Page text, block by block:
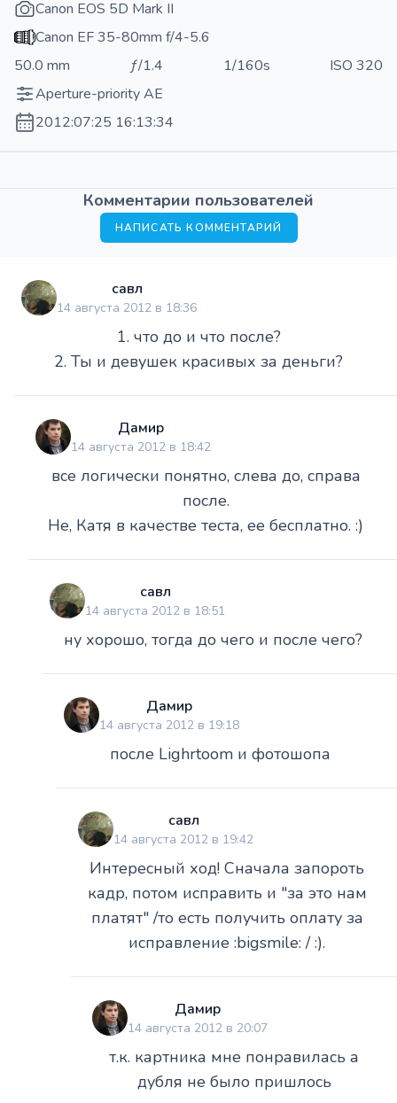
Canon EOS 5D Mark II
Canon EF 35-80mm f/4-5.6
50.0 mm
ƒ/1.4 1/160s
ISO 320
Aperture-priority AE
2012:07:25 16:13:34
Комментарии пользователей
НАПИСАТЬ КОММЕНТАРИЙ
савл
14 августа 2012 в 18:36
1. что до и что после?
2. Ты и девушек красивых за деньги?
Дамир
14 августа 2012 в 18:42
все логически понятно, слева до, справа
после.
Не, Катя в качестве теста, ее бесплатно. :)
савл
14 августа 2012 в 18:51
ну хорошо, тогда до чего и после чего?
Дамир
14 августа 2012 в 19:18
после Lighrtoom и фотошопа
савл
14 августа 2012 в 19:42
Интересный ход! Сначала запороть
кадр, потом исправить и "за это нам
платят" /то есть получить оплату за
исправление :bigsmile: / :).
Дамир
14 августа 2012 в 20:07
т.к. картника мне понравилась а
дубля не было пришлось